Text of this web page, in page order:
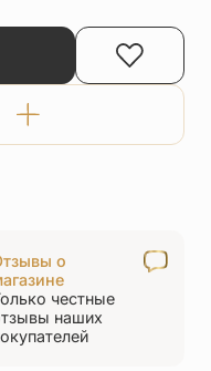
о
честные
наших